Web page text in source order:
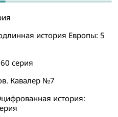
история Европы: 5
серия
Кавалер №7
история: